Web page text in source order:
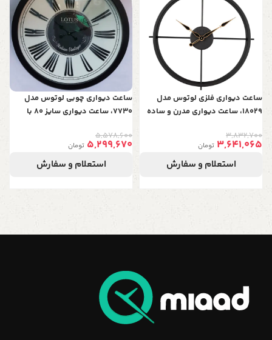
ساعت دیواری فلزی لوتوس مدل
18029، ساعت دیواری مدرن و ساده
رنگ مشکی
3,832,700
3,641,065 تومان
استعلام و سفارش
ساعت دیواری چوبی لوتوس مدل
7730، ساعت دیواری سایز 80 با
موتور آرامگرد، رنگ سفید
5,578,600
5,299,670 تومان
استعلام و سفارش